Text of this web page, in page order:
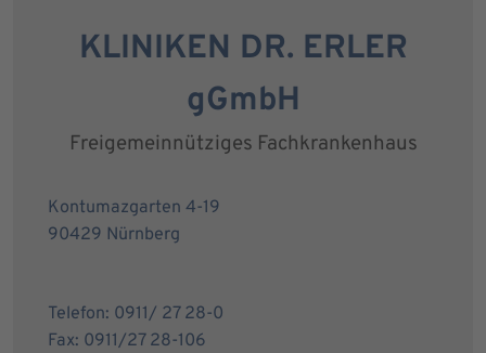
KLINIKEN DR. ERLER
gGmbH
Freigemeinnütziges Fachkrankenhaus
Kontumazgarten 4-19
90429 Nürnberg
Telefon: 0911/ 27 28-0
Fax: 0911/27 28-106